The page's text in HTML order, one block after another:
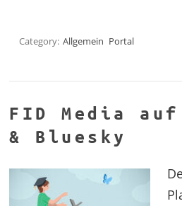
Category: Allgemein Portal
FID Media auf
& Bluesky